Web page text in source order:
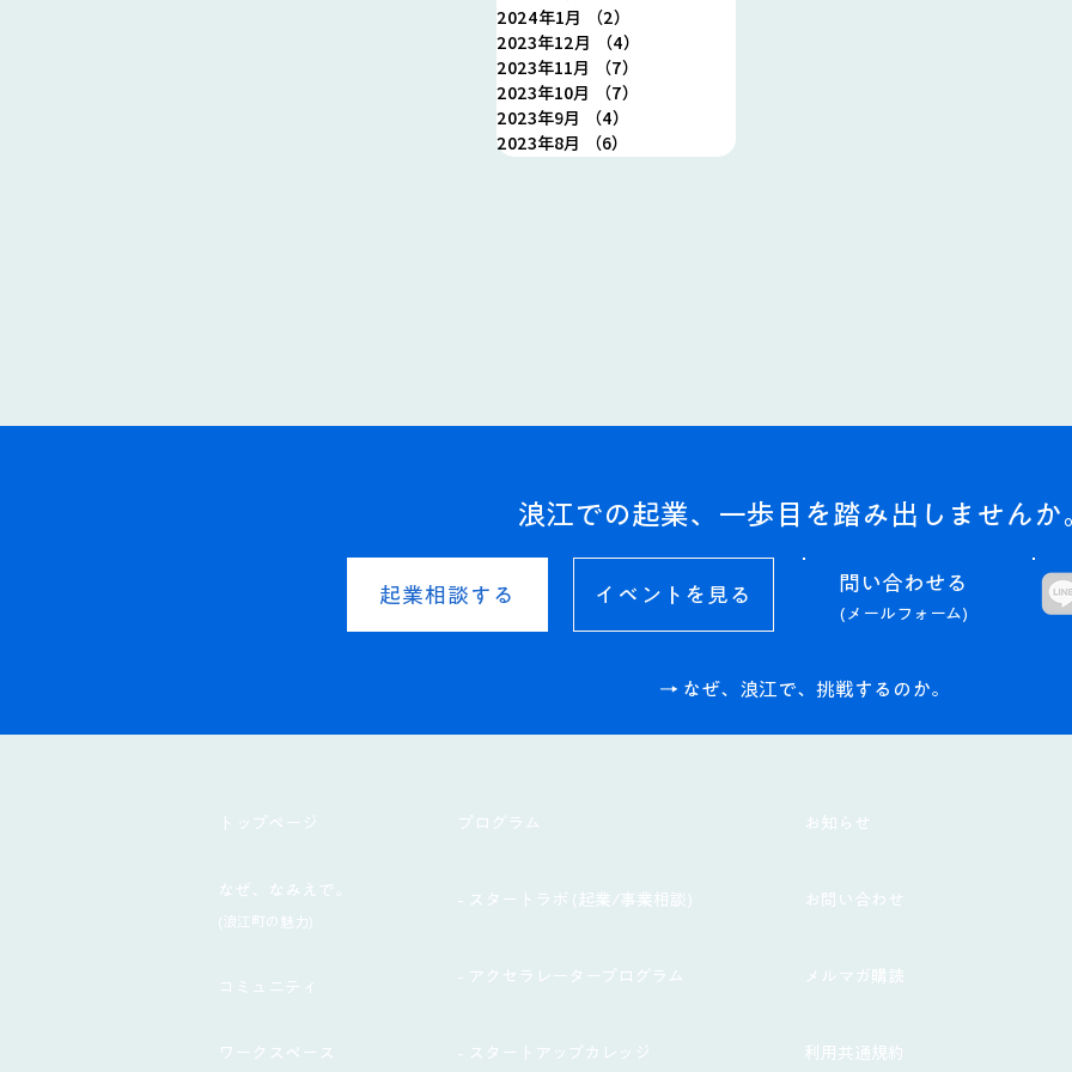
2024年1月
（2）
2023年12月
（4）
2023年11月
（7）
2023年10月
（7）
2023年9月
（4）
2023年8月
（6）
浪江での起業、一歩目を踏み出しませんか
起業相談する イベントを見る
(メールフォーム)
問い合わせる​
→ なぜ、浪江で、挑戦するのか。
​トップページ プログラム
なぜ、なみえで。
(浪江町の魅力)
コミュニティ
- スタートラボ (起業/事業相談)
- アクセラレータープログラム
- スタートアップカレッジ
ワークスペース
お知らせ
お問い合わせ
メルマガ購読
利用共通規約